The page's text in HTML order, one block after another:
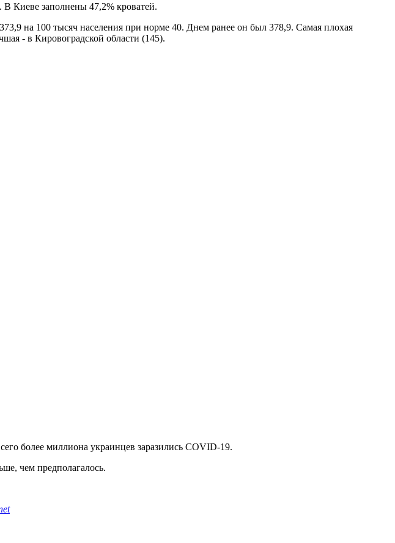
В Киеве заполнены 47,2% кроватей.
на 100 тысяч населения при норме 40. Днем ранее он был 378,9. Самая плохая
- в Кировоградской области (145).
более миллиона украинцев заразились COVID-19.
чем предполагалось.